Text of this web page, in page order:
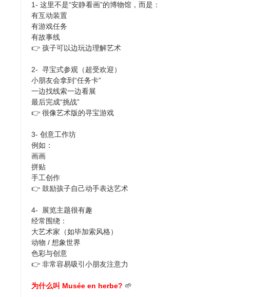
1- 这里不是“安静看画”的博物馆，而是：
有互动装置
有游戏任务
有故事线
👉 孩子可以边玩边理解艺术
2- 寻宝式参观（超受欢迎）
小朋友会拿到“任务卡”
一边找线索一边看展
最后完成“挑战”
👉 很像艺术版的寻宝游戏
3- 创意工作坊
例如：
画画
拼贴
手工创作
👉 鼓励孩子自己动手表达艺术
4- 展览主题很有趣
经常围绕：
大艺术家（如毕加索风格）
动物 / 想象世界
色彩与创意
👉 非常容易吸引小朋友注意力
为什么叫 Musée en herbe? 🌱